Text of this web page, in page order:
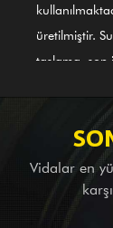
üretilmiştir.
taşlama, son
uluslararası
(en son 3#
alaşımlı
komple
sıra, yurt
Vidalar en